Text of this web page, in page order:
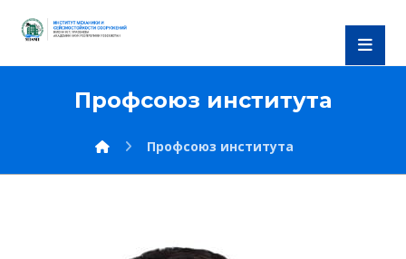
Профсоюз института
Профсоюз института